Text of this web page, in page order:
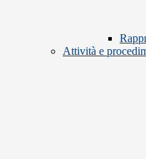
Attività e